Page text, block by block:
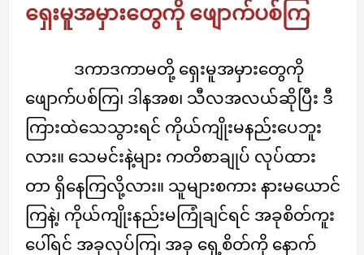
ရှေးမူအမှားတွေကို ဖျောက်ပစ်ကြ
ဒကာဒကာမတို့ ရှေးမူအမှားတွေကို
ဖျောက်ပစ်ကြ၊ ဒါနအစ၊ သီလအလယ်ဆိုပြီး ဒီ
ကြားထဲသေသွားရင် ကိုယ်ကျိုးမနည်းပေဘူး
လား။ သေမင်းနဲ့များ ကတိစာချုပ် လုပ်ထား
တာ ရှိနေကြလို့လား။ သူများစကား နားမယောင်
ကြနဲ့၊ ကိုယ်ကျိုးနည်းမကြုံချင်ရင် အခုစိတ်ကူး
ပေါ်ရင် အခုလုပ်ကြ၊ အခု ရှေ့စိတ်ကို နောက်